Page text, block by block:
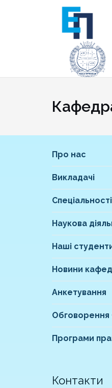
Про нас
Викладачі
Спеціальності
Наукова
Наші
Новини
Анкетування
Програми
Контакти